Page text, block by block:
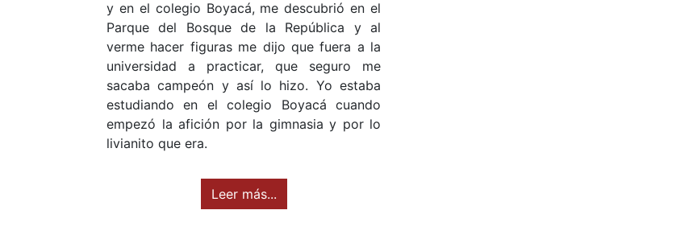
y en el colegio Boyacá, me descubrió en el
Parque del Bosque de la República y al
verme hacer figuras me dijo que fuera a la
universidad a practicar, que seguro me
sacaba campeón y así lo hizo. Yo estaba
estudiando en el colegio Boyacá cuando
empezó la afición por la gimnasia y por lo
livianito que era.
Leer más...